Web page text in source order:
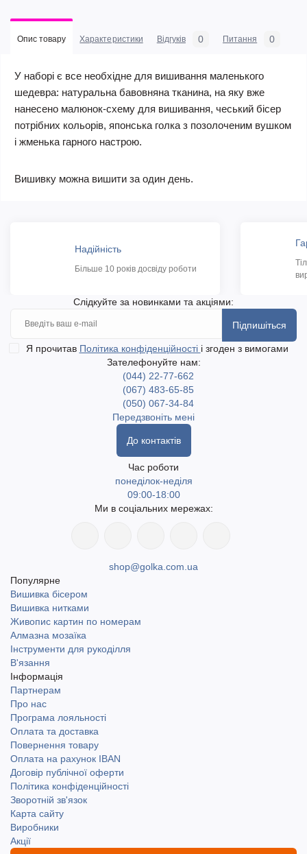
Опис товару Характеристики Відгуків 0 Питання 0
У наборі є все необхідне для вишивання маленького
шедевра: натуральна бавовняна тканина, на яку вже
нанесено малюнок-схему для вишивання, чеський бісер
потрібних кольорів, японська голка з позолоченим вушком
і жменька гарного настрою.
Вишивку можна вишити за один день.
Надійність
Більше 10 років досвіду роботи
Слідкуйте за новинками та акціями:
Підпишіться
Я прочитав Політика конфіденційності і згоден з вимогами
Зателефонуйте нам:
(044) 22-77-662
(067) 483-65-85
(050) 067-34-84
Передзвоніть мені
До контактів
Час роботи
понеділок-неділя
09:00-18:00
Ми в соціальних мережах:
shop@golka.com.ua
Популярне
Вишивка бісером
Вишивка нитками
Живопис картин по номерам
Алмазна мозаїка
Інструменти для рукоділля
В'язання
Інформація
Партнерам
Про нас
Програма лояльності
Оплата та доставка
Повернення товару
Оплата на рахунок IBAN
Договір публічної оферти
Політика конфіденційності
Зворотній зв'язок
Карта сайту
Виробники
Акції